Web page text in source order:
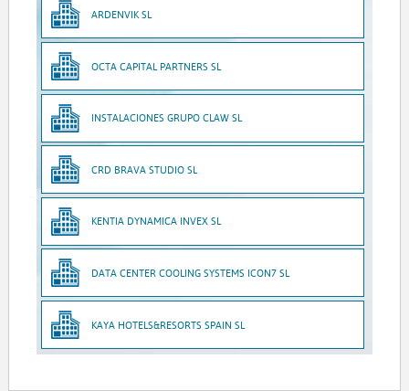
ARDENVIK SL
OCTA CAPITAL PARTNERS SL
INSTALACIONES GRUPO CLAW SL
CRD BRAVA STUDIO SL
KENTIA DYNAMICA INVEX SL
DATA CENTER COOLING SYSTEMS ICON7 SL
KAYA HOTELS&RESORTS SPAIN SL